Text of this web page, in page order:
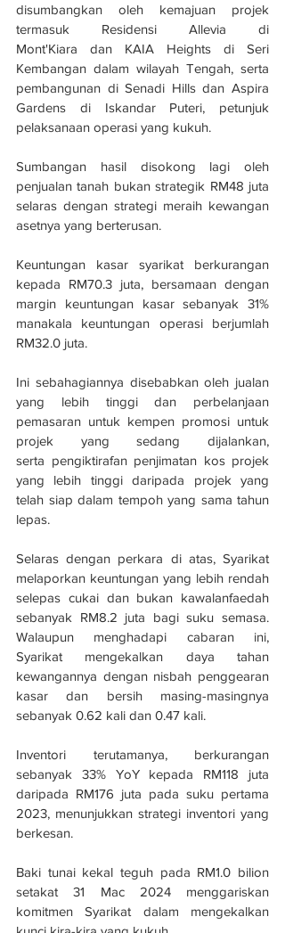
disumbangkan oleh kemajuan projek
termasuk Residensi Allevia di
Mont'Kiara dan KAIA Heights di Seri
Kembangan dalam wilayah Tengah, serta
pembangunan di Senadi Hills dan Aspira
Gardens di Iskandar Puteri, petunjuk
pelaksanaan operasi yang kukuh.
Sumbangan hasil disokong lagi oleh
penjualan tanah bukan strategik RM48 juta
selaras dengan strategi meraih kewangan
asetnya yang berterusan.
Keuntungan kasar syarikat berkurangan
kepada RM70.3 juta, bersamaan dengan
margin keuntungan kasar sebanyak 31%
manakala keuntungan operasi berjumlah
RM32.0 juta.
Ini sebahagiannya disebabkan oleh jualan
yang lebih tinggi dan perbelanjaan
pemasaran untuk kempen promosi untuk
projek yang sedang dijalankan,
serta pengiktirafan penjimatan kos projek
yang lebih tinggi daripada projek yang
telah siap dalam tempoh yang sama tahun
lepas.
Selaras dengan perkara di atas, Syarikat
melaporkan keuntungan yang lebih rendah
selepas cukai dan bukan kawalanfaedah
sebanyak RM8.2 juta bagi suku semasa.
Walaupun menghadapi cabaran ini,
Syarikat mengekalkan daya tahan
kewangannya dengan nisbah penggearan
kasar dan bersih masing-masingnya
sebanyak 0.62 kali dan 0.47 kali.
Inventori terutamanya, berkurangan
sebanyak 33% YoY kepada RM118 juta
daripada RM176 juta pada suku pertama
2023, menunjukkan strategi inventori yang
berkesan.
Baki tunai kekal teguh pada RM1.0 bilion
setakat 31 Mac 2024 menggariskan
komitmen Syarikat dalam mengekalkan